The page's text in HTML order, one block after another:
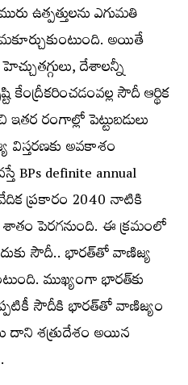
ఉత్పత్తులను ఎగుమతి
అయితే
దేశాలన్నీ
కేంద్రీకరించడంవల్ల సౌదీ ఆర్థిక
రంగాల్లో పెట్టుబడులు
అవకాశం
BPs definite annual
ప్రకారం 2040 నాటికి
పెరగనుంది. ఈ క్రమంలో
సౌదీ.. భారత్‌తో వాణిజ్య
ముఖ్యంగా భారత్‌కు
సౌదీకి భారత్‌తో వాణిజ్యం
దాని శత్రుదేశం అయిన